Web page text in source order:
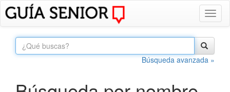
Búsqueda avanzada »